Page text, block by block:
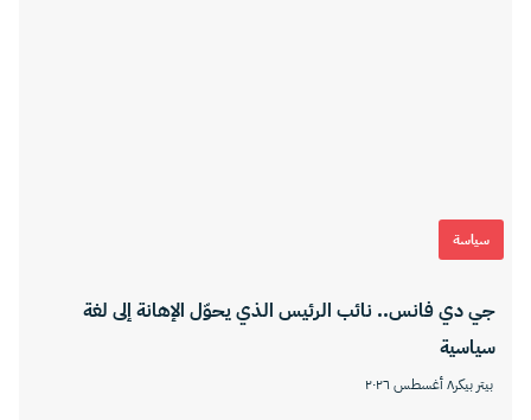
سياسة
جي دي فانس.. نائب الرئيس الذي يحوّل الإهانة إلى لغة
سياسية
بيتر بيكر٨ أغسطس ٢٠٢٦